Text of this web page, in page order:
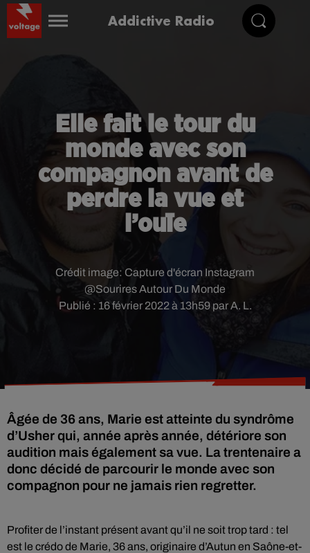
Addictive Radio
Elle fait le tour du
monde avec son
compagnon avant de
perdre la vue et
l’ouïe
Publié : 16 février 2022 à 13h59 par A. L.
Crédit image: Capture d'écran Instagram
@Sourires Autour Du Monde
Âgée de 36 ans, Marie est atteinte du syndrôme
d’Usher qui, année après année, détériore son
audition mais également sa vue. La trentenaire a
donc décidé de parcourir le monde avec son
compagnon pour ne jamais rien regretter.
Profiter de l’instant présent avant qu’il ne soit trop tard : tel
est le crédo de Marie, 36 ans, originaire d’Autun en Saône-et-